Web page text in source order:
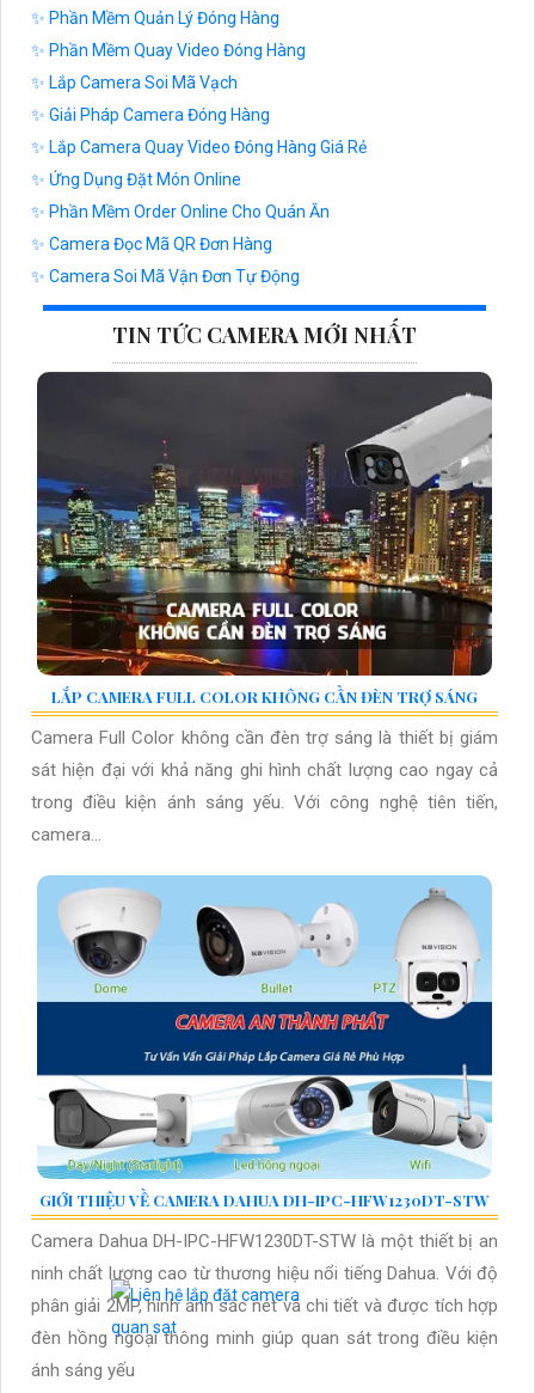
✨ Phần Mềm Quản Lý Đóng Hàng
✨ Phần Mềm Quay Video Đóng Hàng
✨ Lắp Camera Soi Mã Vạch
✨ Giải Pháp Camera Đóng Hàng
✨ Lắp Camera Quay Video Đóng Hàng Giá Rẻ
✨ Ứng Dụng Đặt Món Online
✨ Phần Mềm Order Online Cho Quán Ăn
✨ Camera Đọc Mã QR Đơn Hàng
✨ Camera Soi Mã Vận Đơn Tự Động
TIN TỨC CAMERA MỚI NHẤT
LẮP CAMERA FULL COLOR KHÔNG CẦN ĐÈN TRỢ SÁNG
Camera Full Color không cần đèn trợ sáng là thiết bị giám
sát hiện đại với khả năng ghi hình chất lượng cao ngay cả
trong điều kiện ánh sáng yếu. Với công nghệ tiên tiến,
camera...
GIỚI THIỆU VỀ CAMERA DAHUA DH-IPC-HFW1230DT-STW
Camera Dahua DH-IPC-HFW1230DT-STW là một thiết bị an
ninh chất lượng cao từ thương hiệu nổi tiếng Dahua. Với độ
phân giải 2MP, hình ảnh sắc nét và chi tiết và được tích hợp
đèn hồng ngoại thông minh giúp quan sát trong điều kiện
ánh sáng yếu